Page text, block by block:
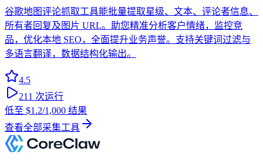
谷歌地图评论抓取工具能批量提取星级、文本、评论者信息、
所有者回复及图片 URL。助您精准分析客户情绪，监控竞
品，优化本地 SEO，全面提升业务声誉。支持关键词过滤与
多语言翻译，数据结构化输出。
4.5
211 次运行
低至 $1.2/1,000 结果
查看全部采集工具